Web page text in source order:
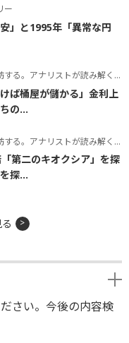
ー
」と1995年「異常な円
アナリストが読み解くテーマの本質
ば桶屋が儲かる」金利上
の...
アナリストが読み解くテーマの本質
「第二のキオクシア」を探
探...
さい。今後の内容検